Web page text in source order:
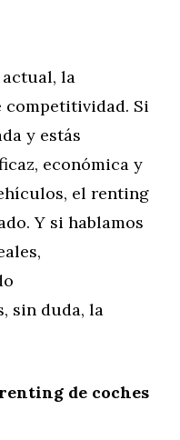
la
competitividad. Si
y estás
económica y
el renting
Y si hablamos
sin duda, la
de coches